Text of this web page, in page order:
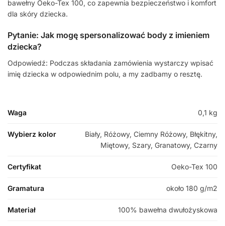
bawełny Oeko-Tex 100, co zapewnia bezpieczeństwo i komfort
dla skóry dziecka.
Pytanie: Jak mogę spersonalizować body z imieniem
dziecka?
Odpowiedź: Podczas składania zamówienia wystarczy wpisać
imię dziecka w odpowiednim polu, a my zadbamy o resztę.
Waga 0,1 kg
Wybierz kolor
Biały, Różowy, Ciemny Różowy, Błękitny,
Miętowy, Szary, Granatowy, Czarny
Certyfikat Oeko-Tex 100
Gramatura około 180 g/m2
Materiał 100% bawełna dwułożyskowa